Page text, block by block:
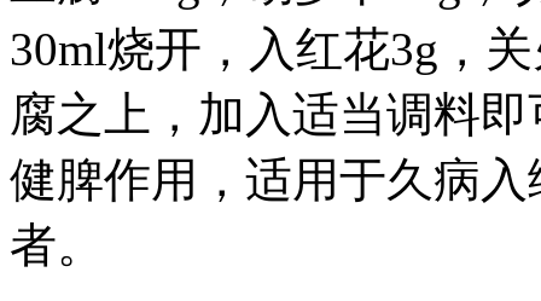
30ml烧开，入红花3g，
腐之上，加入适当调料
健脾作用，适用于久病
者。